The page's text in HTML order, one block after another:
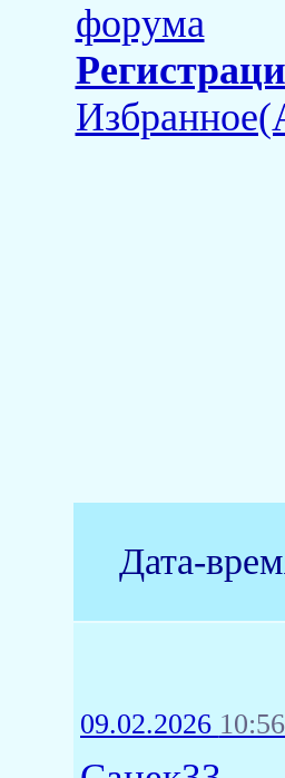
форума
Дата-
09.02.2026